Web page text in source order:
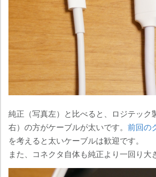
純正（写真左）と比べると、ロジテック
右）の方がケーブルが太いです。前回の
を考えると太いケーブルは歓迎です。
また、コネクタ自体も純正より一回り大